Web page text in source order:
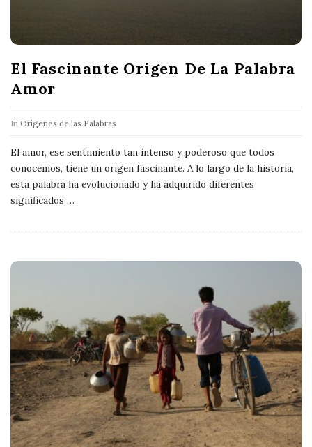
El Fascinante Origen De La Palabra
Amor
In Orígenes de las Palabras
El amor, ese sentimiento tan intenso y poderoso que todos
conocemos, tiene un origen fascinante. A lo largo de la historia,
esta palabra ha evolucionado y ha adquirido diferentes
significados …